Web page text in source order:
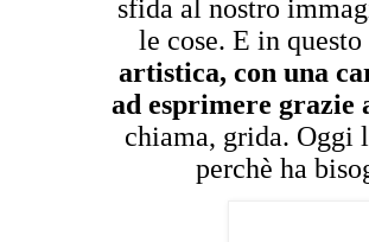
sfida al nostro
le cose. E in
artistica, con una
ad esprimere grazie
chiama, grida. Oggi
perchè ha